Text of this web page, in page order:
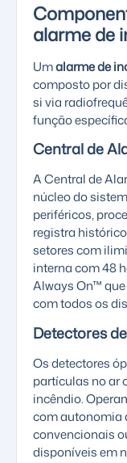
alarme de
Umalarme de
composto por
si via
função
Central de
ACentral de
núcleo do
periféricos,
registra
setores com
interna com 48
Always On™
com todos os
Detectores
Os detectores
partículas no ar
incêndio.
com autonomia
convencionais
disponíveis em